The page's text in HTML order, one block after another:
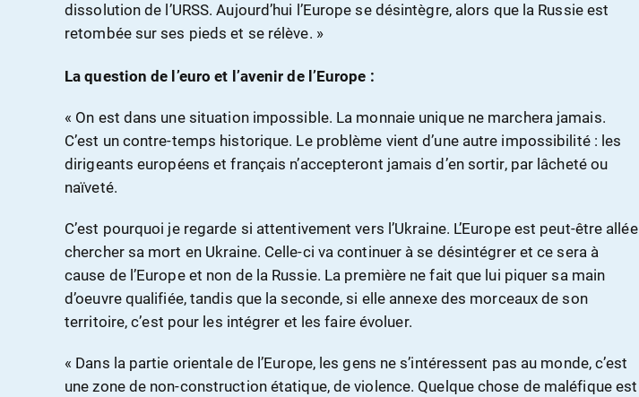
dissolution de l’URSS. Aujourd’hui l’Europe se désintègre, alors que la Russie est
retombée sur ses pieds et se rélève. »
La question de l’euro et l’avenir de l’Europe :
« On est dans une situation impossible. La monnaie unique ne marchera jamais.
C’est un contre-temps historique. Le problème vient d’une autre impossibilité : les
dirigeants européens et français n’accepteront jamais d’en sortir, par lâcheté ou
naïveté.
C’est pourquoi je regarde si attentivement vers l’Ukraine. L’Europe est peut-être allée
chercher sa mort en Ukraine. Celle-ci va continuer à se désintégrer et ce sera à
cause de l’Europe et non de la Russie. La première ne fait que lui piquer sa main
d’oeuvre qualifiée, tandis que la seconde, si elle annexe des morceaux de son
territoire, c’est pour les intégrer et les faire évoluer.
« Dans la partie orientale de l’Europe, les gens ne s’intéressent pas au monde, c’est
une zone de non-construction étatique, de violence. Quelque chose de maléfique est